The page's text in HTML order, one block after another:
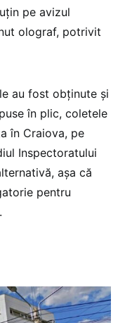
pe avizul
olograf, potrivit
au fost obținute și
în plic, coletele
în Craiova, pe
Inspectoratului
așa că
pentru